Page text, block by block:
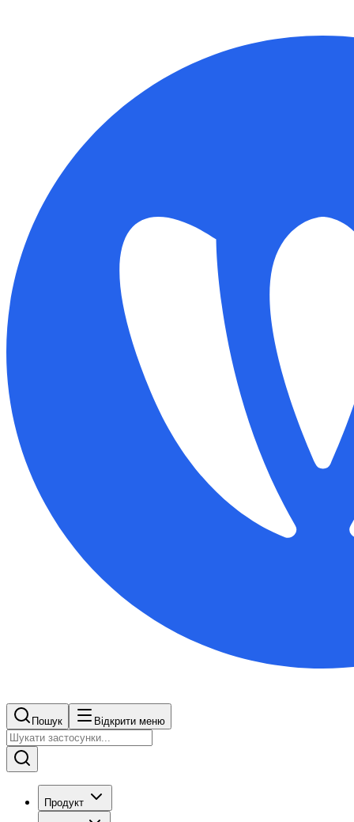
Пошук Відкрити меню
Продукт